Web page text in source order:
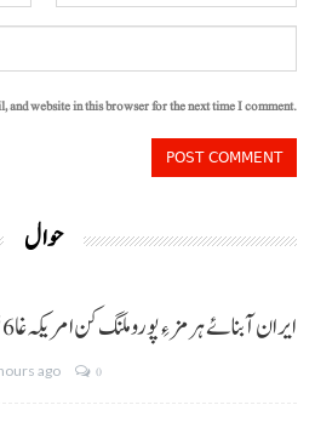
and website in this browser for the next time I comment.
حوال
ایران آبنائے ہرمز ءِ پورو ملنگ کن امریکہ غا 6 شڑت تخا
ago 0